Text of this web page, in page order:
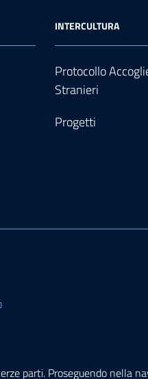
parti. Proseguendo nella
INTERCULTURA
Protocollo
Stranieri
Progetti